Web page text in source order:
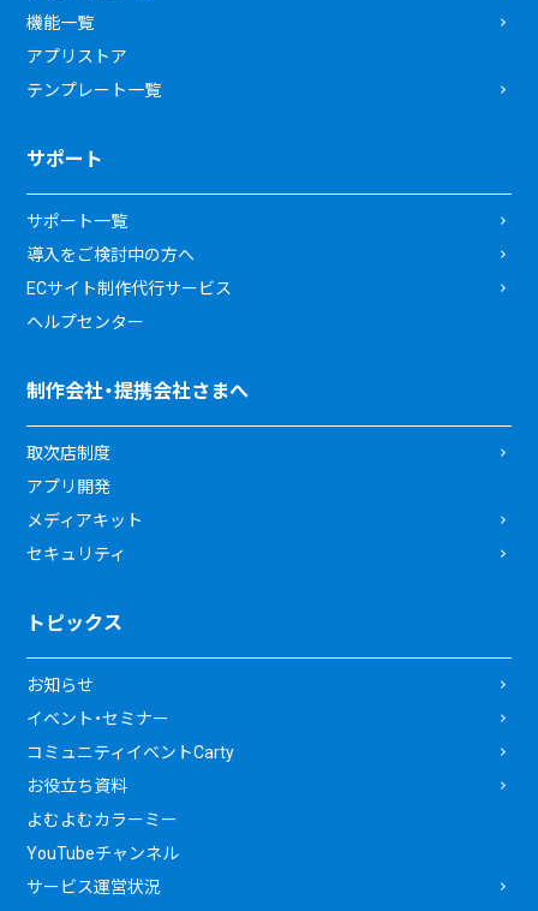
機能一覧
アプリストア
テンプレート一覧
サポート
サポート一覧
導入をご検討中の方へ
ECサイト制作代行サービス
ヘルプセンター
制作会社・提携会社さまへ
取次店制度
アプリ開発
メディアキット
セキュリティ
トピックス
お知らせ
イベント・セミナー
コミュニティイベントCarty
お役立ち資料
よむよむカラーミー
YouTubeチャンネル
サービス運営状況